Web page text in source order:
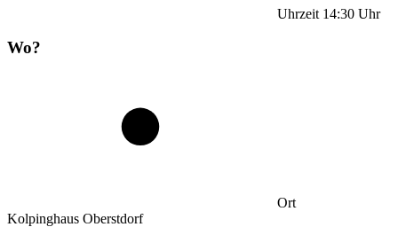
Uhrzeit 14:30 Uhr
Wo?
Ort
Kolpinghaus Oberstdorf